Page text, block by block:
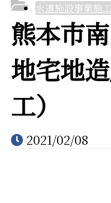
水道施設事業施
熊本市
地宅地
工）
2021/02/08